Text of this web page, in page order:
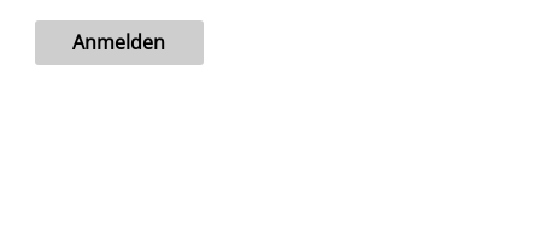
Anmelden